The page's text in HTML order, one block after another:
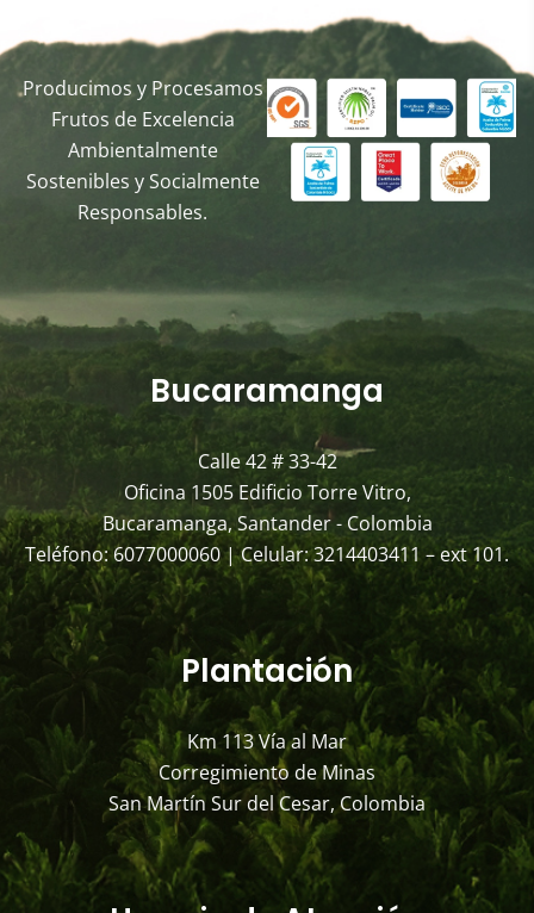
Producimos y Procesamos
Frutos de Excelencia
Ambientalmente
Sostenibles y Socialmente
Responsables.
Bucaramanga
Calle 42 # 33-42
Oficina 1505 Edificio Torre Vitro,
Bucaramanga, Santander - Colombia
Teléfono: 6077000060 | Celular: 3214403411 – ext 101.
Plantación
Km 113 Vía al Mar
Corregimiento de Minas
San Martín Sur del Cesar, Colombia